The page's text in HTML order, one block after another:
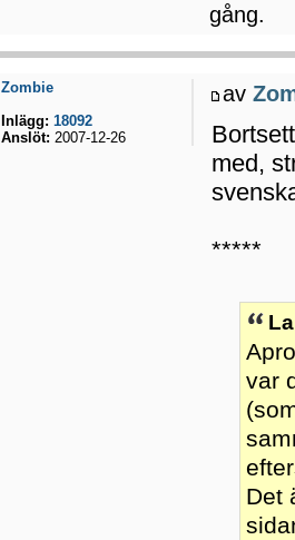
gång.
av
med,
*****
var
Det
Zombie
Inlägg: 18092
Anslöt: 2007-12-26